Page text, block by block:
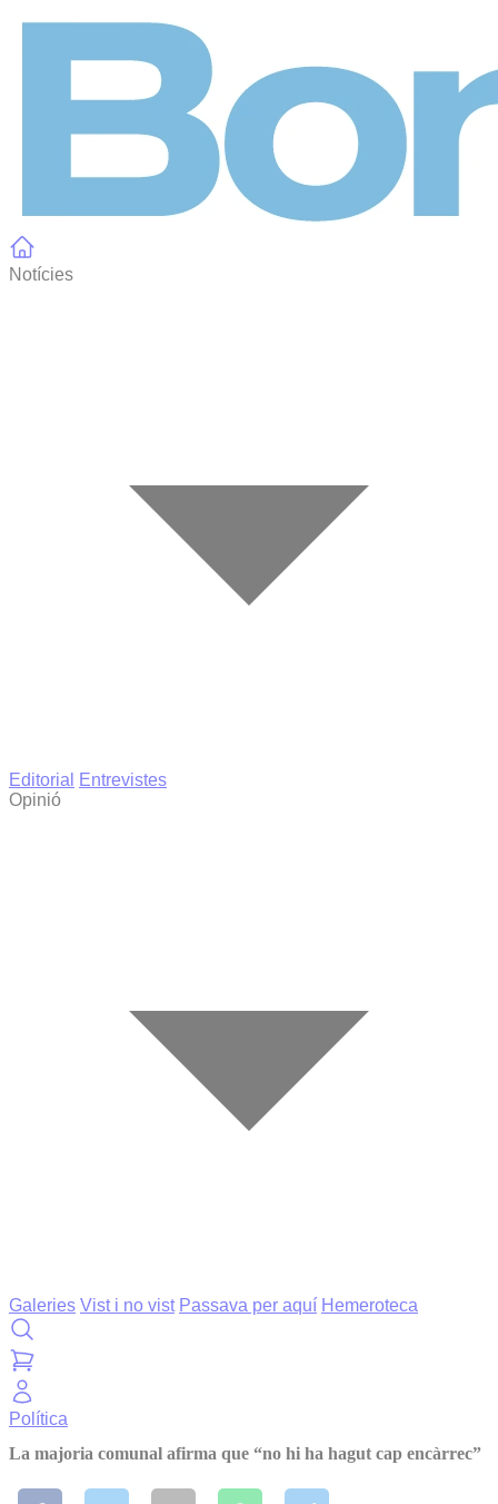
Notícies
Editorial
Entrevistes
Opinió
Galeries Vist i no vist Passava per aquí Hemeroteca
Política
La majoria comunal afirma que “no hi ha hagut cap encàrrec”